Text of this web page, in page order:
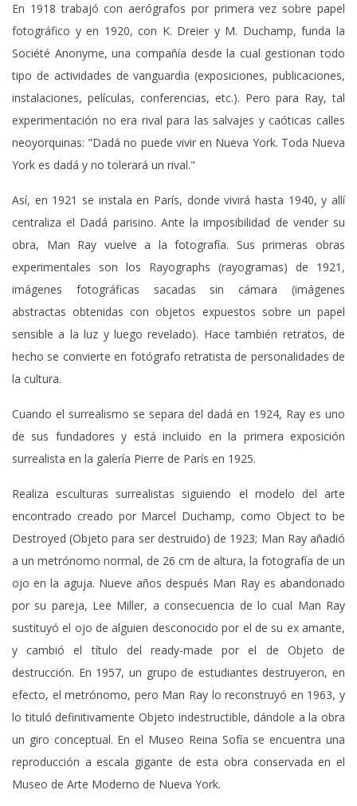
En 1918 trabajó con aerógrafos por primera vez sobre papel
fotográfico y en 1920, con K. Dreier y M. Duchamp, funda la
Société Anonyme, una compañía desde la cual gestionan todo
tipo de actividades de vanguardia (exposiciones, publicaciones,
instalaciones, películas, conferencias, etc.). Pero para Ray, tal
experimentación no era rival para las salvajes y caóticas calles
neoyorquinas: "Dadá no puede vivir en Nueva York. Toda Nueva
York es dadá y no tolerará un rival."
Así, en 1921 se instala en París, donde vivirá hasta 1940, y allí
centraliza el Dadá parisino. Ante la imposibilidad de vender su
obra, Man Ray vuelve a la fotografía. Sus primeras obras
experimentales son los Rayographs (rayogramas) de 1921,
imágenes fotográficas sacadas sin cámara (imágenes
abstractas obtenidas con objetos expuestos sobre un papel
sensible a la luz y luego revelado). Hace también retratos, de
hecho se convierte en fotógrafo retratista de personalidades de
la cultura.
Cuando el surrealismo se separa del dadá en 1924, Ray es uno
de sus fundadores y está incluido en la primera exposición
surrealista en la galería Pierre de París en 1925.
Realiza esculturas surrealistas siguiendo el modelo del arte
encontrado creado por Marcel Duchamp, como Object to be
Destroyed (Objeto para ser destruido) de 1923; Man Ray añadió
a un metrónomo normal, de 26 cm de altura, la fotografía de un
ojo en la aguja. Nueve años después Man Ray es abandonado
por su pareja, Lee Miller, a consecuencia de lo cual Man Ray
sustituyó el ojo de alguien desconocido por el de su ex amante,
y cambió el título del ready-made por el de Objeto de
destrucción. En 1957, un grupo de estudiantes destruyeron, en
efecto, el metrónomo, pero Man Ray lo reconstruyó en 1963, y
lo tituló definitivamente Objeto indestructible, dándole a la obra
un giro conceptual. En el Museo Reina Sofía se encuentra una
reproducción a escala gigante de esta obra conservada en el
Museo de Arte Moderno de Nueva York.